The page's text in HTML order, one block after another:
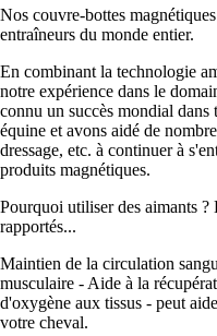
Nos couvre-bottes
entraîneurs du monde entier.
En combinant la technologie
notre expérience dans le
connu un succès mondial
équine et avons aidé de
dressage, etc. à continuer à
produits magnétiques.
Pourquoi utiliser des aimants ?
rapportés...
Maintien de la circulation
musculaire - Aide à la
d'oxygène aux tissus - peut
votre cheval.